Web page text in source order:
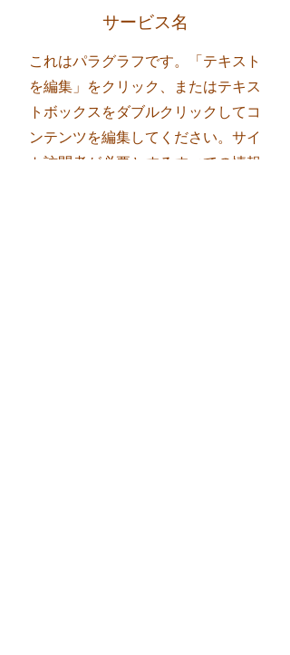
サービス名
これはパラグラフです。「テキスト
を編集」をクリック、またはテキス
トボックスをダブルクリックしてコ
ンテンツを編集してください。サイ
ト訪問者が必要とするすべての情報